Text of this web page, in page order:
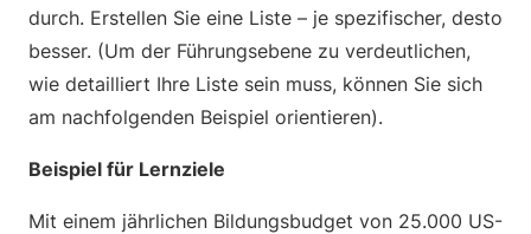
durch. Erstellen Sie eine Liste – je spezifischer, desto
besser. (Um der Führungsebene zu verdeutlichen,
wie detailliert Ihre Liste sein muss, können Sie sich
am nachfolgenden Beispiel orientieren).
Beispiel für Lernziele
Mit einem jährlichen Bildungsbudget von 25.000 US-